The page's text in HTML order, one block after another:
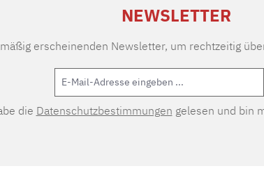
NEWSLETTER
erscheinenden Newsletter, um rechtzeitig
die Datenschutzbestimmungen gelesen und bin